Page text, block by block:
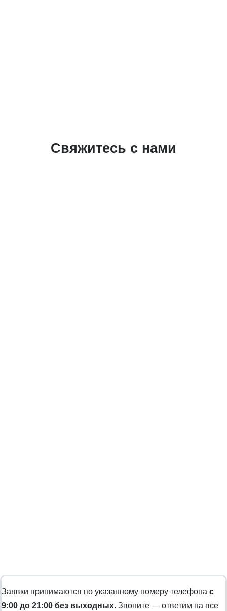
Свяжитесь с нами
Заявки принимаются по указанному номеру телефона с
9:00 до 21:00 без выходных. Звоните — ответим на все